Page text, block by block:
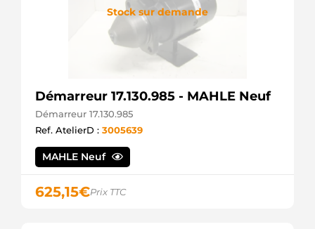
Stock sur demande
Démarreur 17.130.985 - MAHLE Neuf
Démarreur 17.130.985
Ref. AtelierD : 3005639
MAHLE Neuf
625,15€Prix TTC